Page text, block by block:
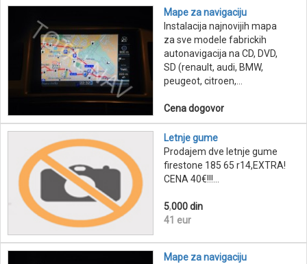
Mape za navigaciju
Instalacija najnovijih mapa
za sve modele fabrickih
autonavigacija na CD, DVD,
SD (renault, audi, BMW,
peugeot, citroen,...
Cena dogovor
Letnje gume
Prodajem dve letnje gume
firestone 185 65 r14,EXTRA!
CENA 40€!!!...
5,000 din
41 eur
Mape za navigaciju